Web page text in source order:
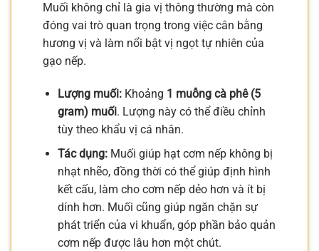
Muối không chỉ là gia vị thông thường mà còn
đóng vai trò quan trọng trong việc cân bằng
hương vị và làm nổi bật vị ngọt tự nhiên của
gạo nếp.
Lượng muối:Khoảng 1 muỗng cà phê (5
gram) muối. Lượng này có thể điều chỉnh
tùy theo khẩu vị cá nhân.
Tác dụng:Muối giúp hạt cơm nếp không bị
nhạt nhẽo, đồng thời có thể giúp định hình
kết cấu, làm cho cơm nếp dẻo hơn và ít bị
dính hơn. Muối cũng giúp ngăn chặn sự
phát triển của vi khuẩn, góp phần bảo quản
cơm nếp được lâu hơn một chút.